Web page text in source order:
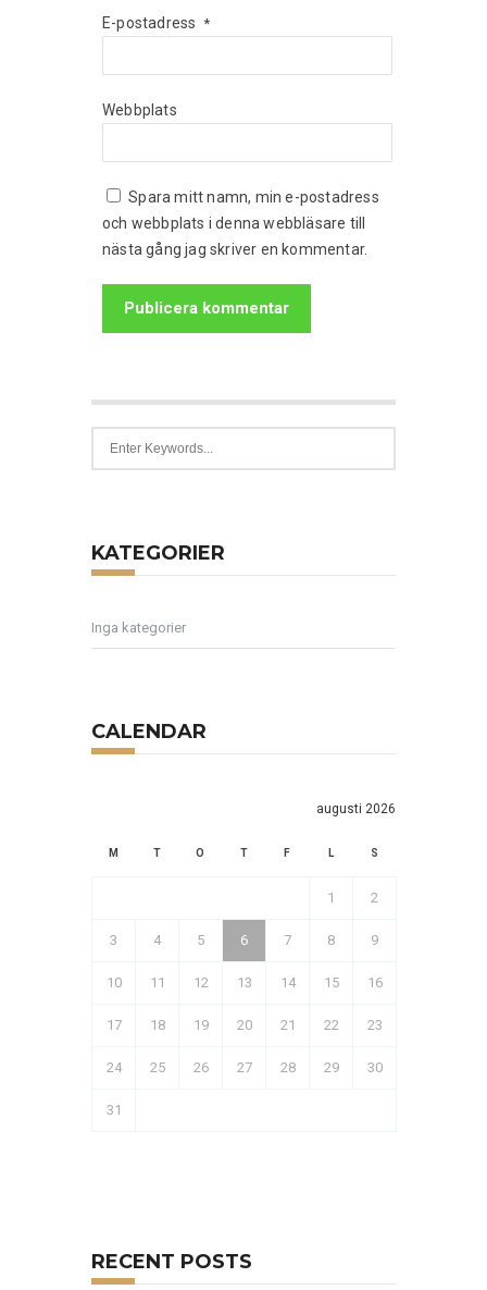
E-postadress *
Webbplats
Spara mitt namn, min e-postadress
och webbplats i denna webbläsare till
nästa gång jag skriver en kommentar.
KATEGORIER
Inga kategorier
CALENDAR
augusti 2026
M T O T F L S
1 2
3 4 5 6 7 8 9
10 11 12 13 14 15 16
17 18 19 20 21 22 23
24 25 26 27 28 29 30
31
RECENT POSTS